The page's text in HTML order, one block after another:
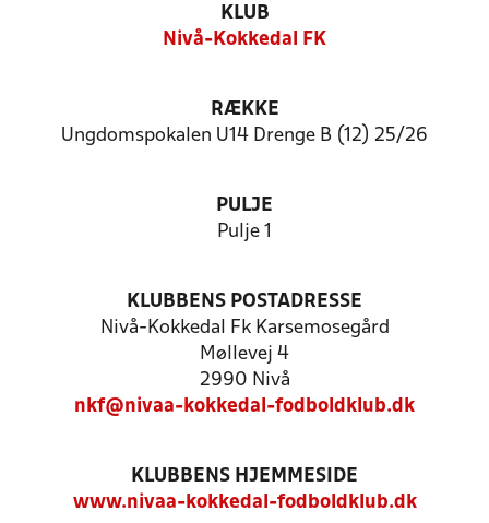
KLUB
Nivå-Kokkedal FK
RÆKKE
Ungdomspokalen U14 Drenge B (12) 25/26
PULJE
Pulje 1
KLUBBENS POSTADRESSE
Nivå-Kokkedal Fk Karsemosegård
Møllevej 4
2990 Nivå
nkf@nivaa-kokkedal-fodboldklub.dk
KLUBBENS HJEMMESIDE
www.nivaa-kokkedal-fodboldklub.dk